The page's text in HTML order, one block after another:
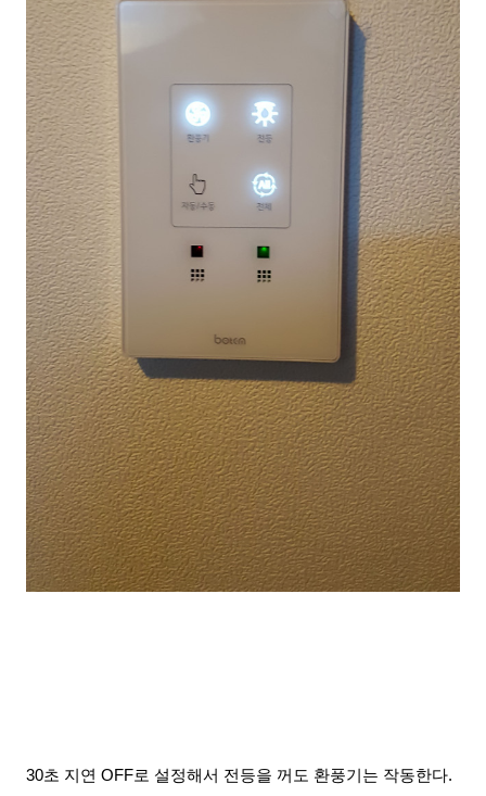
30초 지연 OFF로 설정해서 전등을 꺼도 환풍기는 작동한다.